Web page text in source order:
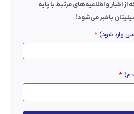
از اخبار و اطلاعیه‌های مرتبط با پایه
باخبر می‌شود!
وارد شود)